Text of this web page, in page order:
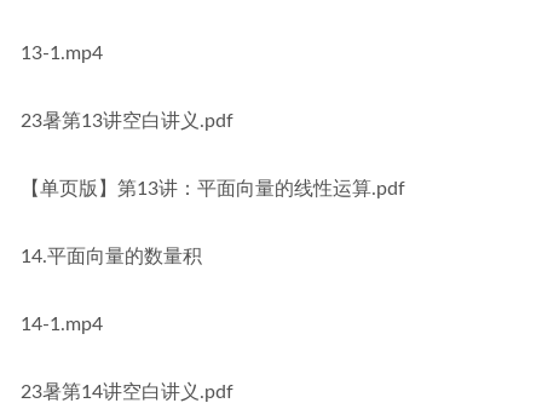
13-1.mp4
23暑第13讲空白讲义.pdf
【单页版】第13讲：平面向量的线性运算.pdf
14.平面向量的数量积
14-1.mp4
23暑第14讲空白讲义.pdf